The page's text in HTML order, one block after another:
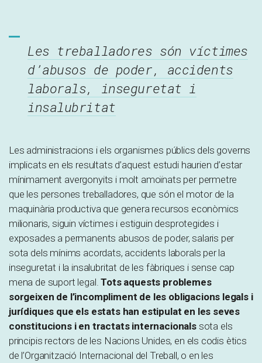
Les treballadores són víctimes
d’abusos de poder, accidents
laborals, inseguretat i
insalubritat
Les administracions i els organismes públics dels governs
implicats en els resultats d’aquest estudi haurien d’estar
mínimament avergonyits i molt amoïnats per permetre
que les persones treballadores, que són el motor de la
maquinària productiva que genera recursos econòmics
milionaris, siguin víctimes i estiguin desprotegides i
exposades a permanents abusos de poder, salaris per
sota dels mínims acordats, accidents laborals per la
inseguretat i la insalubritat de les fàbriques i sense cap
mena de suport legal.Tots aquests problemes
sorgeixen de l’incompliment de les obligacions legals i
jurídiques que els estats han estipulat en les seves
constitucions i en tractats internacionalssota els
principis rectors de les Nacions Unides, en els codis ètics
de l’Organització Internacional del Treball, o en les